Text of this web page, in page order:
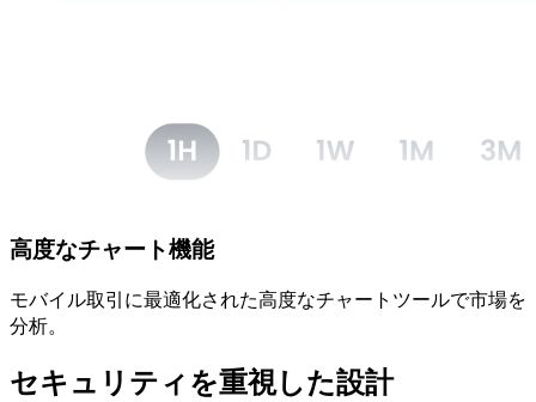
高度なチャート機能
モバイル取引に最適化された高度なチャートツールで市場を
分析。
セキュリティを重視した設計